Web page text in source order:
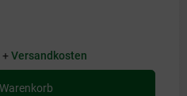
+Versandkosten